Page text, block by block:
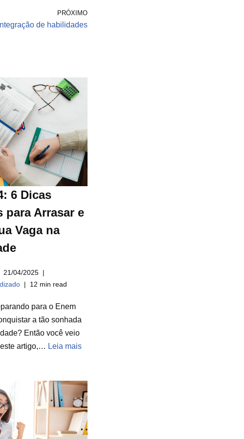
PRÓXIMO
Integração de habilidades
6 Dicas
para Arrasar e
Vaga na
21/04/2025
12 min read
para o Enem
a tão sonhada
Então você veio
artigo,… Leia mais